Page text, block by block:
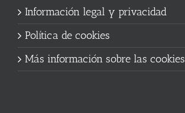
Información legal y privacidad
Política de cookies
Más información sobre las cookies